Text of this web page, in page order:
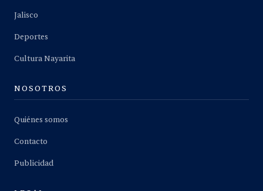
Jalisco
Deportes
Cultura Nayarita
NOSOTROS
Quiénes somos
Contacto
Publicidad